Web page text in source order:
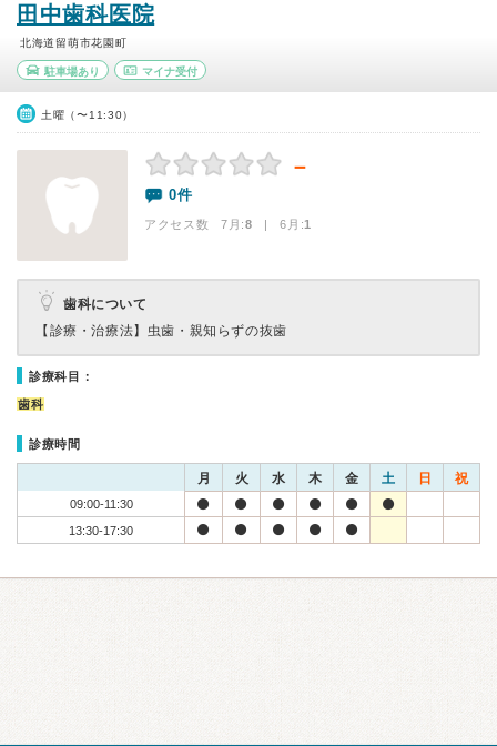
田中歯科医院
北海道留萌市花園町
駐車場あり マイナ受付
土曜（〜11:30）
－
0件
アクセス数 7月:8 | 6月:1
歯科について
【診療・治療法】 虫歯・親知らずの抜歯
診療科目：
歯科
診療時間
月 火 水 木 金 土 日 祝
09:00-11:30
13:30-17:30